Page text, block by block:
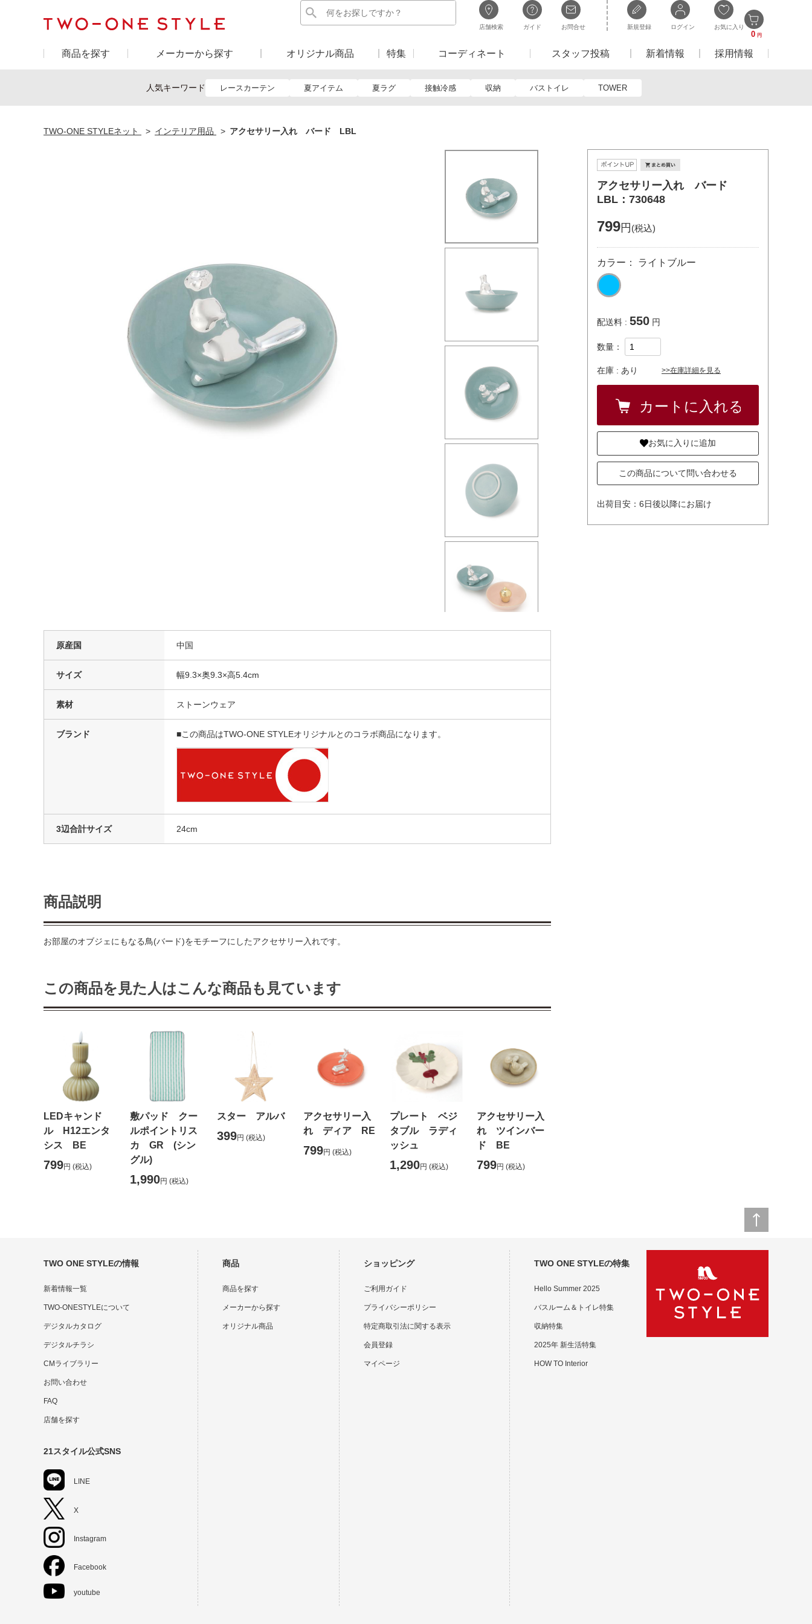
店舗検索 ガイド お問合せ 新規登録 ログイン お気に入り
0 円
商品を探す メーカーから探す オリジナル商品 特集 コーディネート スタッフ投稿 新着情報 採用情報
人気キーワード レースカーテン 夏アイテム 夏ラグ 接触冷感 収納 バストイレ TOWER
アクセサリー入れ バード
LBL：730648
799円 (税込)
カラー： ライトブルー
配送料 : 550 円
数量：
在庫 : あり >>在庫詳細を見る
お気に入りに追加
この商品について問い合わせる
出荷目安：6日後以降にお届け
TWO-ONE STYLEネット インテリア用品 アクセサリー入れ バード LBL
原産国 中国
サイズ 幅9.3×奥9.3×高5.4cm
素材 ストーンウェア
ブランド ■この商品はTWO-ONE STYLEオリジナルとのコラボ商品になります。
3辺合計サイズ 24cm
商品説明
お部屋のオブジェにもなる鳥(バード)をモチーフにしたアクセサリー入れです。
この商品を見た人はこんな商品も見ています
LEDキャンド
ル H12エンタ
シス BE
799円 (税込)
敷パッド クー
ルポイントリス
カ GR (シン
グル)
1,990円 (税込)
スター アルバ
399円 (税込)
アクセサリー入
れ ディア RE
799円 (税込)
プレート ベジ
タブル ラディ
ッシュ
1,290円 (税込)
アクセサリー入
れ ツインバー
ド BE
799円 (税込)
TWO ONE STYLEの情報
新着情報一覧
TWO-ONESTYLEについて
デジタルカタログ
デジタルチラシ
CMライブラリー
お問い合わせ
FAQ
店舗を探す
21スタイル公式SNS
LINE
X
Instagram
Facebook
youtube
商品
商品を探す
メーカーから探す
オリジナル商品
ショッピング
ご利用ガイド
プライバシーポリシー
特定商取引法に関する表示
会員登録
マイページ
TWO ONE STYLEの特集
Hello Summer 2025
バスルーム＆トイレ特集
収納特集
2025年 新生活特集
HOW TO Interior